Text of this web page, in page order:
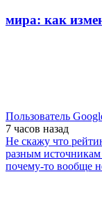
мира: как
Пользователь
7 часов назад
Не скажу что
разным
почему-то вообще